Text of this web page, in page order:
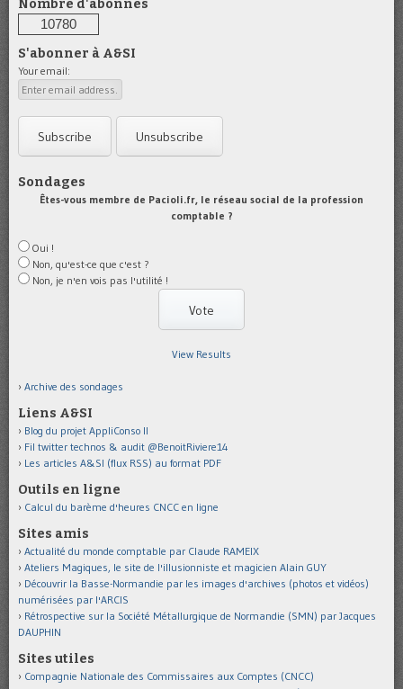
Nombre d'abonnés
10780
S'abonner à A&SI
Your email:
Sondages
Êtes-vous membre de Pacioli.fr, le réseau social de la profession
comptable ?
Oui !
Non, qu'est-ce que c'est ?
Non, je n'en vois pas l'utilité !
View Results
Archive des sondages
Liens A&SI
Blog du projet AppliConso II
Fil twitter technos & audit @BenoitRiviere14
Les articles A&SI (flux RSS) au format PDF
Outils en ligne
Calcul du barème d'heures CNCC en ligne
Sites amis
Actualité du monde comptable par Claude RAMEIX
Ateliers Magiques, le site de l'illusionniste et magicien Alain GUY
Découvrir la Basse-Normandie par les images d'archives (photos et vidéos)
numérisées par l'ARCIS
Rétrospective sur la Société Métallurgique de Normandie (SMN) par Jacques
DAUPHIN
Sites utiles
Compagnie Nationale des Commissaires aux Comptes (CNCC)